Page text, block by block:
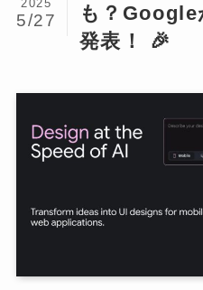
も？
発表！ 🎉
2025
5/27